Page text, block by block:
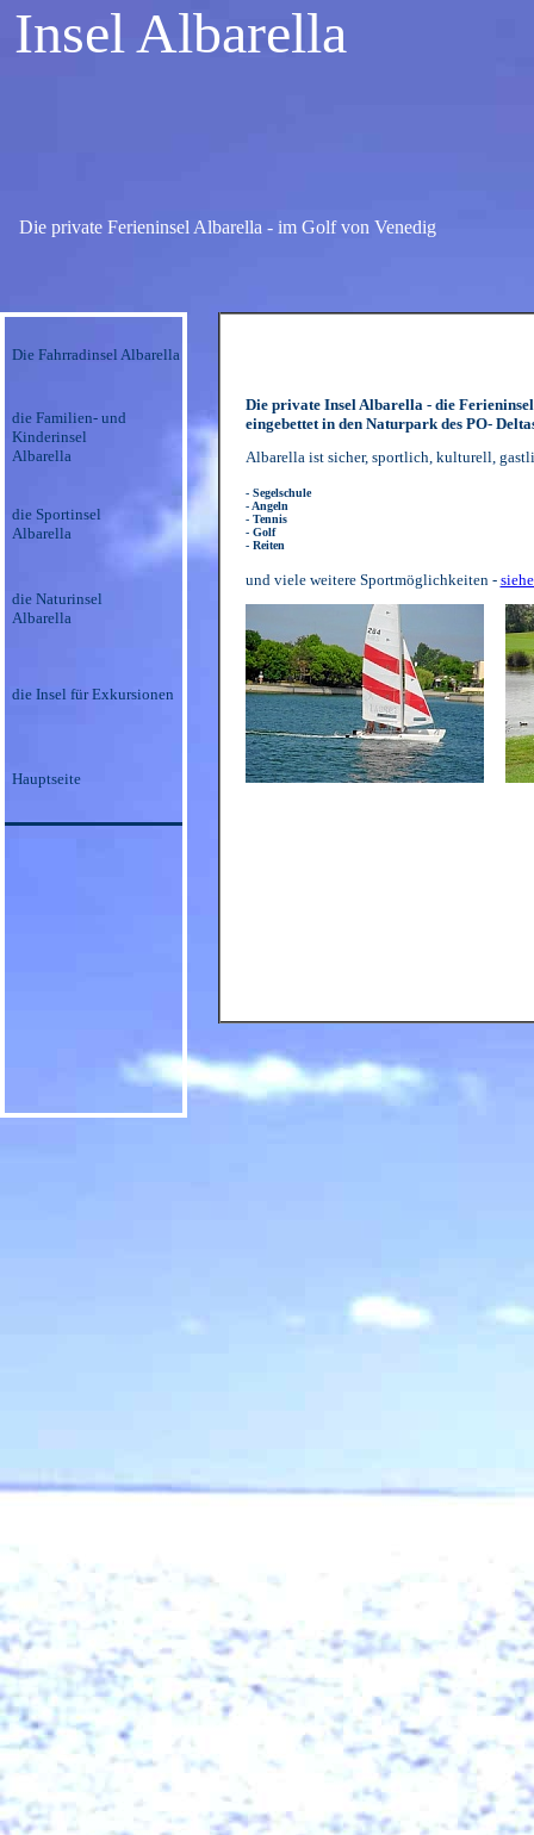
Insel Albarella
Die private Ferieninsel Albarella - im Golf von Venedig
Die Fahrradinsel Albarella
die Familien- und
Kinderinsel
Albarella
die Sportinsel
Albarella
die Naturinsel
Albarella
die Insel für Exkursionen
Hauptseite
Die private Insel Albarella - die
eingebettet in den Naturpark des PO-
Albarella ist sicher, sportlich, kulturell,
- Segelschule
- Angeln
- Tennis
- Golf
- Reiten
und viele weitere Sportmöglichkeiten -